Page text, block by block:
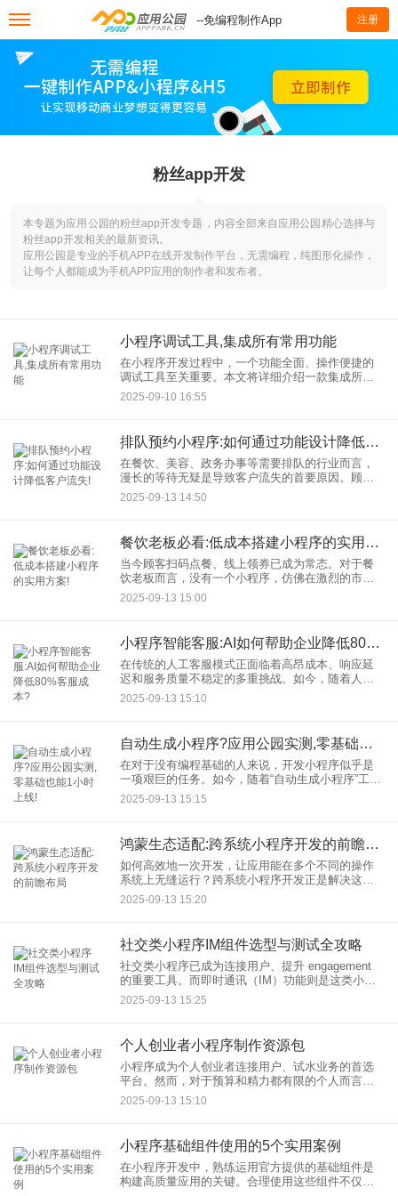
--免编程制作App 注册
粉丝app开发
本专题为应用公园的粉丝app开发专题，内容全部来自应用公园精心选择与
粉丝app开发相关的最新资讯。
应用公园是专业的手机APP在线开发制作平台，无需编程，纯图形化操作，
让每个人都能成为手机APP应用的制作者和发布者。
小程序调试工具,集成所有常用功能
在小程序开发过程中，一个功能全面、操作便捷的
调试工具至关重要。本文将详细介绍一款集成所有
常用功能的小程序调试工具，帮助开发者提升开发
效率，快速定位和解决问题。 什么是小程序调试工
2025-09-10 16:55
排队预约小程序:如何通过功能设计降低客户流失!
在餐饮、美容、政务办事等需要排队的行业而言，
漫长的等待无疑是导致客户流失的首要原因。顾客
可能因为不愿浪费时间而转身离开，甚至投向竞争
对手的怀抱。一款设计精良的排队预约小程序，正
2025-09-13 14:50
餐饮老板必看:低成本搭建小程序的实用方案!
当今顾客扫码点餐、线上领券已成为常态。对于餐
饮老板而言，没有一个小程序，仿佛在激烈的市场
竞争中错失了一个重要的阵地。但一提到开发，很
多人首先想到的就是高昂的费用和复杂的技术，只
2025-09-13 15:00
小程序智能客服:AI如何帮助企业降低80%客服成本?
在传统的人工客服模式正面临着高昂成本、响应延
迟和服务质量不稳定的多重挑战。如今，随着人工
智能技术的飞速发展，小程序智能客服 正在成为企
业降本增效的利器，甚至有案例表明，它能帮助企
2025-09-13 15:10
自动生成小程序?应用公园实测,零基础也能1小时上线!
在对于没有编程基础的人来说，开发小程序似乎是
一项艰巨的任务。如今，随着“自动生成小程序”工具
的出现，这一切正在发生改变。应用公园作为一款
知名的在线开发平台，宣称能让用户在零基础的情
2025-09-13 15:15
鸿蒙生态适配:跨系统小程序开发的前瞻布局
如何高效地一次开发，让应用能在多个不同的操作
系统上无缝运行？跨系统小程序开发正是解决这一
痛点的关键路径。而华为推出的鸿蒙系统
（HarmonyOS），从其诞生之初便并非只是一个手
2025-09-13 15:20
社交类小程序IM组件选型与测试全攻略
社交类小程序已成为连接用户、提升 engagement
的重要工具。而即时通讯（IM）功能则是这类小程
序的核心支柱，其体验的好坏直接决定了产品的成
败。因此，进行科学严谨的IM组件选型并完成全面
2025-09-13 15:25
个人创业者小程序制作资源包
小程序成为个人创业者连接用户、试水业务的首选
平台。然而，对于预算和精力都有限的个人而言，
从头学习代码或投入大量资金外包开发并非易事。
因此，一个精心整理的小程序制作资源包显得至关
2025-09-13 15:10
小程序基础组件使用的5个实用案例
在小程序开发中，熟练运用官方提供的基础组件是
构建高质量应用的关键。合理使用这些组件不仅能